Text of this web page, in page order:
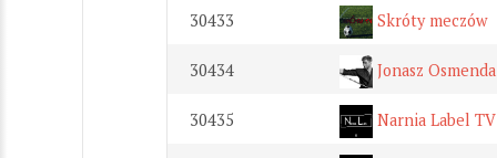
30433 Skróty meczów
30434 Jonasz
30435 Narnia Label TV